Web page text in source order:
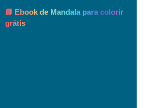
📘 Ebook de Mandala para colorir
grátis